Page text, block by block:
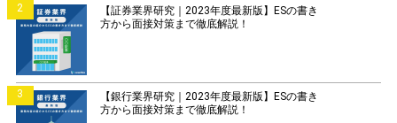
2
【証券業界研究｜2023年度最新版】ESの書き
方から面接対策まで徹底解説！
3
【銀行業界研究｜2023年度最新版】ESの書き
方から面接対策まで徹底解説！